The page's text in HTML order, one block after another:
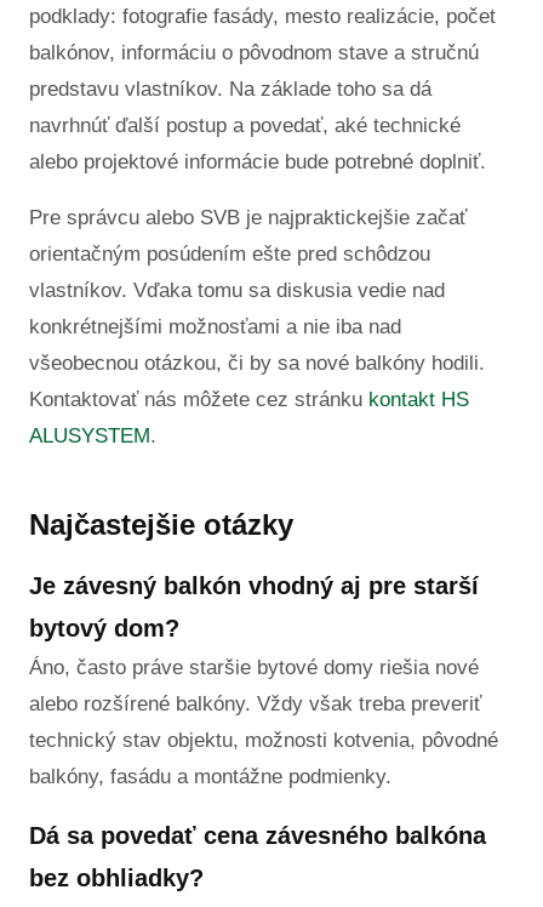
podklady: fotografie fasády, mesto realizácie, počet
balkónov, informáciu o pôvodnom stave a stručnú
predstavu vlastníkov. Na základe toho sa dá
navrhnúť ďalší postup a povedať, aké technické
alebo projektové informácie bude potrebné doplniť.
Pre správcu alebo SVB je najpraktickejšie začať
orientačným posúdením ešte pred schôdzou
vlastníkov. Vďaka tomu sa diskusia vedie nad
konkrétnejšími možnosťami a nie iba nad
všeobecnou otázkou, či by sa nové balkóny hodili.
Kontaktovať nás môžete cez stránku kontakt HS
ALUSYSTEM.
Najčastejšie otázky
Je závesný balkón vhodný aj pre starší
bytový dom?
Áno, často práve staršie bytové domy riešia nové
alebo rozšírené balkóny. Vždy však treba preveriť
technický stav objektu, možnosti kotvenia, pôvodné
balkóny, fasádu a montážne podmienky.
Dá sa povedať cena závesného balkóna
bez obhliadky?